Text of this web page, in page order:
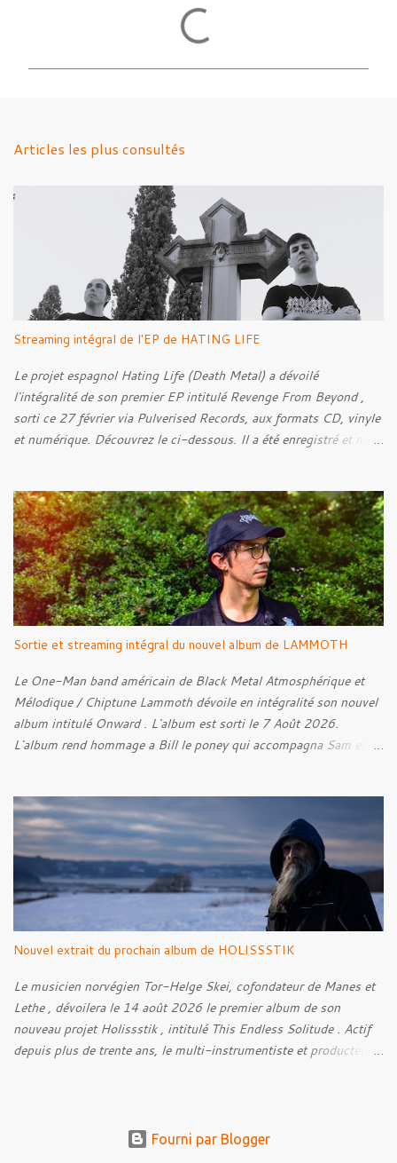
Articles les plus consultés
Streaming intégral de l'EP de HATING LIFE
Le projet espagnol Hating Life (Death Metal) a dévoilé
l'intégralité de son premier EP intitulé Revenge From Beyond ,
sorti ce 27 février via Pulverised Records, aux formats CD, vinyle
et numérique. Découvrez le ci-dessous. Il a été enregistré et mixé
Rebellion Against The Vile 05. Revenge From Beyond 06. The
Sense Of Fear
Sortie et streaming intégral du nouvel album de LAMMOTH
Le One-Man band américain de Black Metal Atmosphérique et
Mélodique / Chiptune Lammoth dévoile en intégralité son nouvel
album intitulé Onward . L'album est sorti le 7 Août 2026.
L'album rend hommage a Bill le poney qui accompagna Sam et
Half-Starved Pony 02. To Be Free (Bill) 03. A Gardener - 04:05
04. Farewell, Good Beast of Burden 05. A Fox Passing Through
the Woods on Business of Their Own 06. The Road to Bree 07.
We Were Born to Suffer 08. Horsethieving 09. A Final Parting
Onward de Lammoth
Nouvel extrait du prochain album de HOLISSSTIK
Le musicien norvégien Tor-Helge Skei, cofondateur de Manes et
Lethe , dévoilera le 14 août 2026 le premier album de son
nouveau projet Holissstik , intitulé This Endless Solitude . Actif
depuis plus de trente ans, le multi-instrumentiste et producteur
autour de thématiques telles que la solitude, les angoisses et les
Fourni par Blogger